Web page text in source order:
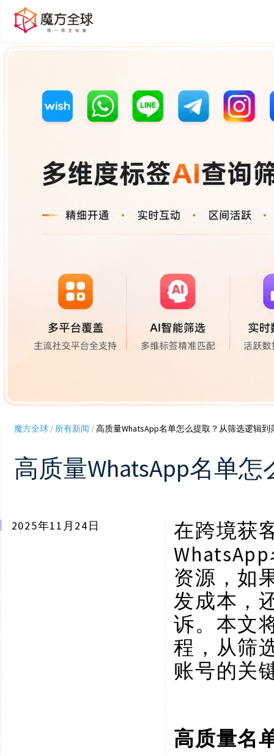
魔方全球/ 所有新闻 /高质量WhatsApp名单怎么提取？从筛选逻辑到
高质量WhatsApp名单
2025年11月24日 在跨境获
资源，如
发成本，
诉。本文
程，从筛
账号的关
高质量名